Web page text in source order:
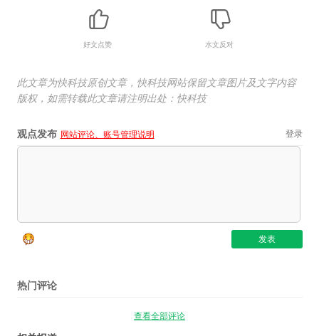
好文点赞 水文反对
此文章为快科技原创文章，快科技网站保留文章图片及文字内容
版权，如需转载此文章请注明出处：快科技
观点发布 网站评论、账号管理说明 登录
热门评论
查看全部评论